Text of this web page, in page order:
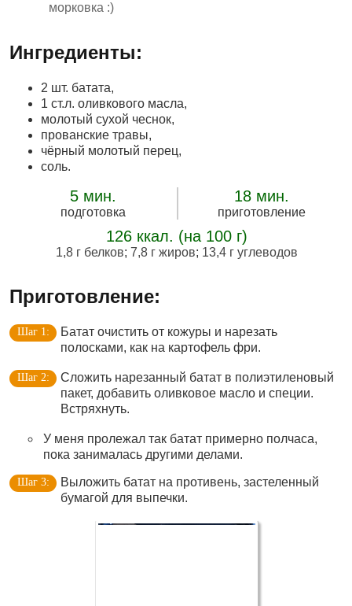
морковка :)
Ингредиенты:
2 шт. батата,
1 ст.л. оливкового масла,
молотый сухой чеснок,
прованские травы,
чёрный молотый перец,
соль.
5 мин.
подготовка
18 мин.
приготовление
126 ккал. (на 100 г)
1,8 г белков; 7,8 г жиров; 13,4 г углеводов
Приготовление:
Батат очистить от кожуры и нарезать
полосками, как на картофель фри.
Сложить нарезанный батат в полиэтиленовый
пакет, добавить оливковое масло и специи.
Встряхнуть.
У меня пролежал так батат примерно полчаса,
пока занималась другими делами.
Выложить батат на противень, застеленный
бумагой для выпечки.